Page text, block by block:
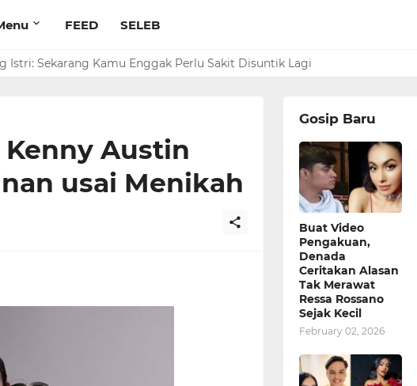
FEED SELEB
Istri: Sekarang Kamu Enggak Perlu Sakit Disuntik Lagi
Austin
usai Menikah
Gosip Baru
Buat Video
Pengakuan,
Denada
Ceritakan Alasan
Tak Merawat
Ressa Rossano
Sejak Kecil
February 02, 2026